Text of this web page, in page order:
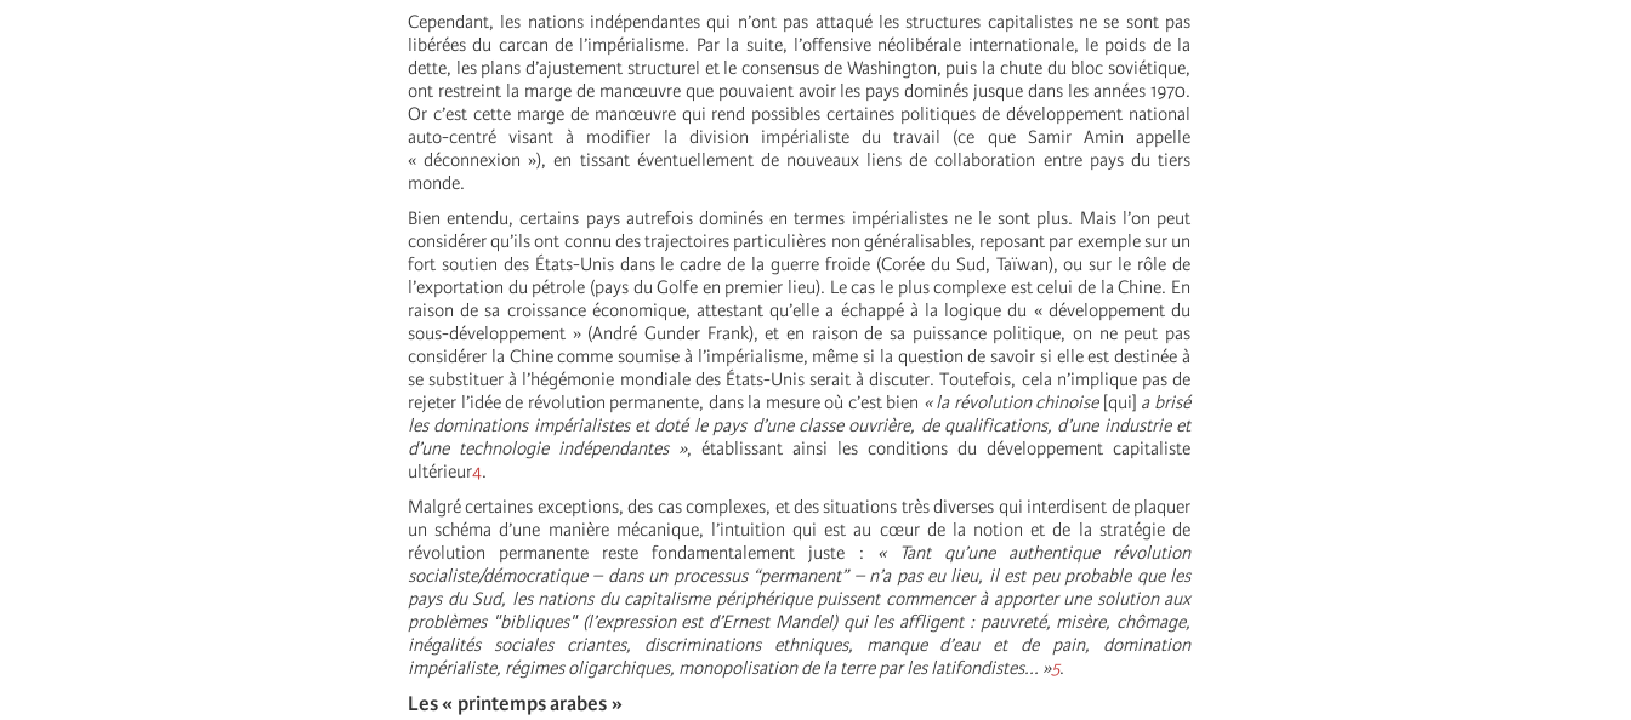
Cependant, les nations indépendantes qui n’ont pas attaqué les structures capitalistes ne se sont pas
libérées du carcan de l’impérialisme. Par la suite, l’offensive néolibérale internationale, le poids de la
dette, les plans d’ajustement structurel et le consensus de Washington, puis la chute du bloc soviétique,
ont restreint la marge de manœuvre que pouvaient avoir les pays dominés jusque dans les années 1970.
Or c’est cette marge de manœuvre qui rend possibles certaines politiques de développement national
auto-centré visant à modifier la division impérialiste du travail (ce que Samir Amin appelle
« déconnexion »), en tissant éventuellement de nouveaux liens de collaboration entre pays du tiers
monde.
Bien entendu, certains pays autrefois dominés en termes impérialistes ne le sont plus. Mais l’on peut
considérer qu’ils ont connu des trajectoires particulières non généralisables, reposant par exemple sur un
fort soutien des États-Unis dans le cadre de la guerre froide (Corée du Sud, Taïwan), ou sur le rôle de
l’exportation du pétrole (pays du Golfe en premier lieu). Le cas le plus complexe est celui de la Chine. En
raison de sa croissance économique, attestant qu’elle a échappé à la logique du « développement du
sous-développement » (André Gunder Frank), et en raison de sa puissance politique, on ne peut pas
considérer la Chine comme soumise à l’impérialisme, même si la question de savoir si elle est destinée à
se substituer à l’hégémonie mondiale des États-Unis serait à discuter. Toutefois, cela n’implique pas de
rejeter l’idée de révolution permanente, dans la mesure où c’est bien « la révolution chinoise[qui] a brisé
les dominations impérialistes et doté le pays d’une classe ouvrière, de qualifications, d’une industrie et
d’une technologie indépendantes », établissant ainsi les conditions du développement capitaliste
ultérieur4.
Malgré certaines exceptions, des cas complexes, et des situations très diverses qui interdisent de plaquer
un schéma d’une manière mécanique, l’intuition qui est au cœur de la notion et de la stratégie de
révolution permanente reste fondamentalement juste : « Tant qu’une authentique révolution
socialiste/démocratique – dans un processus “permanent” – n’a pas eu lieu, il est peu probable que les
pays du Sud, les nations du capitalisme périphérique puissent commencer à apporter une solution aux
problèmes "bibliques" (l’expression est d’Ernest Mandel) qui les affligent : pauvreté, misère, chômage,
inégalités sociales criantes, discriminations ethniques, manque d’eau et de pain, domination
impérialiste, régimes oligarchiques, monopolisation de la terre par les latifondistes... »5.
Les « printemps arabes »